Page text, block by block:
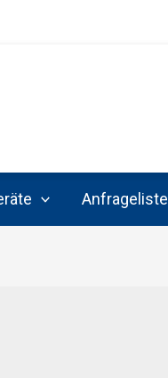
Anfrageliste